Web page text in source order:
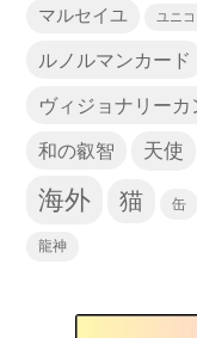
マルセイユ ユニ
ルノルマンカード
ヴィジョナリーカ
和の叡智 天使
海外 猫 缶
龍神